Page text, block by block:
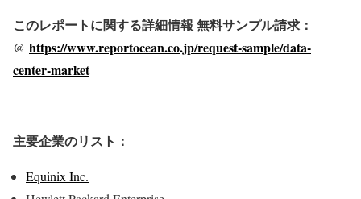
このレポートに関する詳細情報 無料サンプル請求：
@ https://www.reportocean.co.jp/request-sample/data-
center-market
主要企業のリスト：
Equinix Inc.